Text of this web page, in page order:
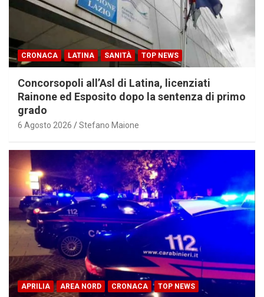
CRONACA LATINA SANITÀ TOP NEWS
Concorsopoli all’Asl di Latina, licenziati
Rainone ed Esposito dopo la sentenza di primo
grado
6 Agosto 2026 Stefano Maione
APRILIA AREA NORD CRONACA TOP NEWS